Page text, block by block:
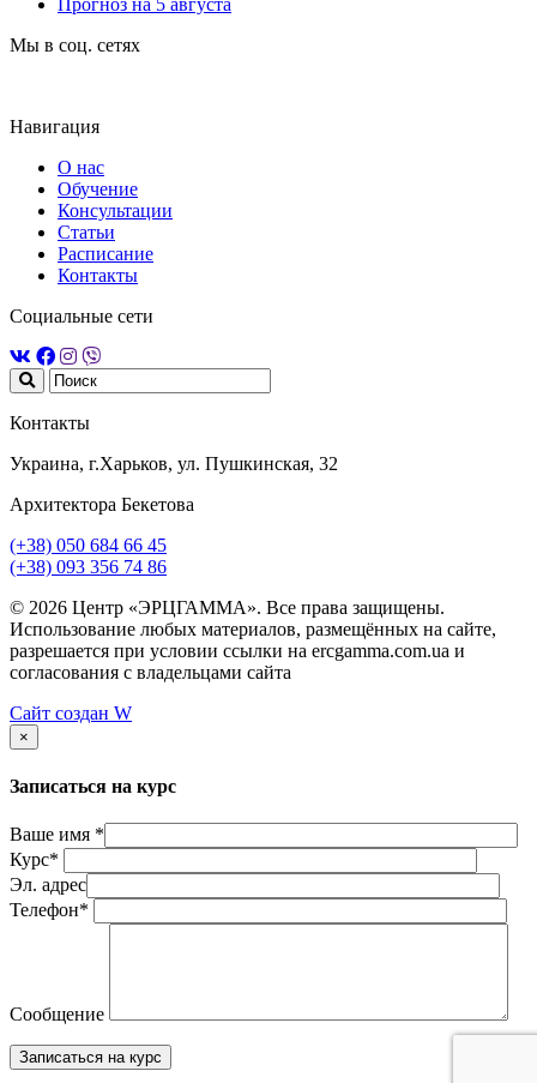
Прогноз на 5 августа
Мы в соц. сетях
Навигация
О нас
Обучение
Консультации
Статьи
Расписание
Контакты
Социальные сети
Контакты
Украина, г.Харьков, ул. Пушкинская, 32
Архитектора Бекетова
(+38) 050 684 66 45
(+38) 093 356 74 86
© 2026 Центр «ЭРЦГАММА». Все права защищены.
Использование любых материалов, размещённых на сайте,
разрешается при условии ссылки на ercgamma.com.ua и
согласования с владельцами сайта
Сайт создан W
×
Записаться на курс
Ваше имя *
Курс*
Эл. адрес
Телефон*
Сообщение